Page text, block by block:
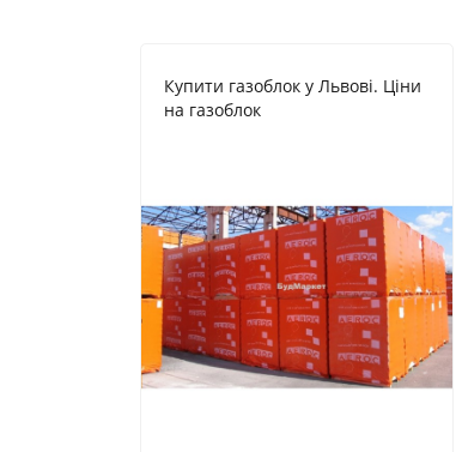
Купити газоблок у Львові. Ціни
на газоблок